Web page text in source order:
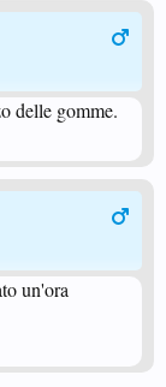
delle gomme.
un'ora